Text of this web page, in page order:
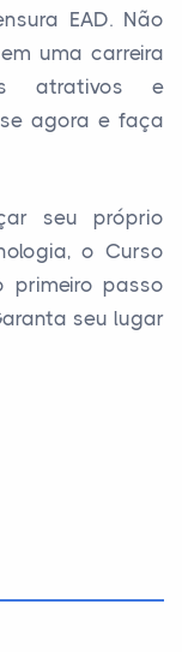
EAD. Não
uma carreira
atrativos e
agora e faça
seu próprio
o Curso
primeiro passo
seu lugar